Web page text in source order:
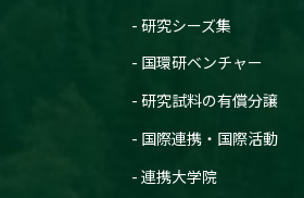
研究シーズ集
国環研ベンチャー
研究試料の有償分譲
国際連携・国際活動
連携大学院